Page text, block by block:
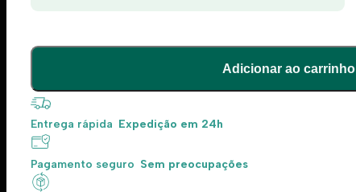
Adicionar ao carrinho
Entrega rápida Expedição em 24h
Pagamento seguro Sem preocupações